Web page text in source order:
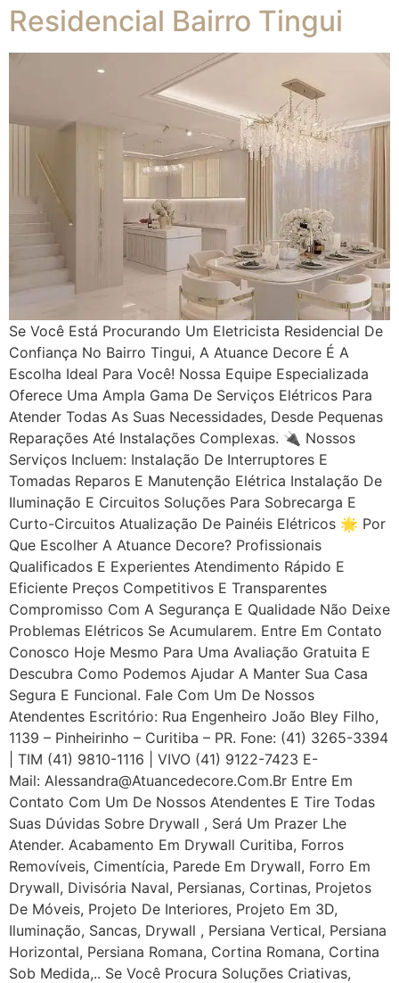
Residencial Bairro Tingui
Se Você Está Procurando Um Eletricista Residencial De
Confiança No Bairro Tingui, A Atuance Decore É A
Escolha Ideal Para Você! Nossa Equipe Especializada
Oferece Uma Ampla Gama De Serviços Elétricos Para
Atender Todas As Suas Necessidades, Desde Pequenas
Reparações Até Instalações Complexas. 🔌 Nossos
Serviços Incluem: Instalação De Interruptores E
Tomadas Reparos E Manutenção Elétrica Instalação De
Iluminação E Circuitos Soluções Para Sobrecarga E
Curto-Circuitos Atualização De Painéis Elétricos 🌟 Por
Que Escolher A Atuance Decore? Profissionais
Qualificados E Experientes Atendimento Rápido E
Eficiente Preços Competitivos E Transparentes
Compromisso Com A Segurança E Qualidade Não Deixe
Problemas Elétricos Se Acumularem. Entre Em Contato
Conosco Hoje Mesmo Para Uma Avaliação Gratuita E
Descubra Como Podemos Ajudar A Manter Sua Casa
Segura E Funcional. Fale Com Um De Nossos
Atendentes Escritório: Rua Engenheiro João Bley Filho,
1139 – Pinheirinho – Curitiba – PR. Fone: (41) 3265-3394
| TIM (41) 9810-1116 | VIVO (41) 9122-7423 E-
Mail: Alessandra@atuancedecore.com.br Entre Em
Contato Com Um De Nossos Atendentes E Tire Todas
Suas Dúvidas Sobre Drywall ‎, Será Um Prazer Lhe
Atender. Acabamento Em Drywall Curitiba, Forros
Removíveis, Cimentícia, Parede Em Drywall, Forro Em
Drywall, Divisória Naval, Persianas, Cortinas, Projetos
De Móveis, Projeto De Interiores, Projeto Em 3D,
Iluminação, Sancas, Drywall , Persiana Vertical, Persiana
Horizontal, Persiana Romana, Cortina Romana, Cortina
Sob Medida,.. Se Você Procura Soluções Criativas,